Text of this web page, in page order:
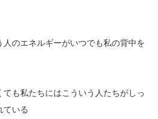
のエネルギーがいつでも私の背中を
も私たちにはこういう人たちがしっ
ている